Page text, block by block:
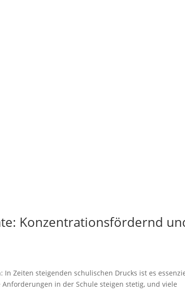
Konzentrationsfördernd
Zeiten steigenden schulischen Drucks ist es
in der Schule steigen stetig, und viele